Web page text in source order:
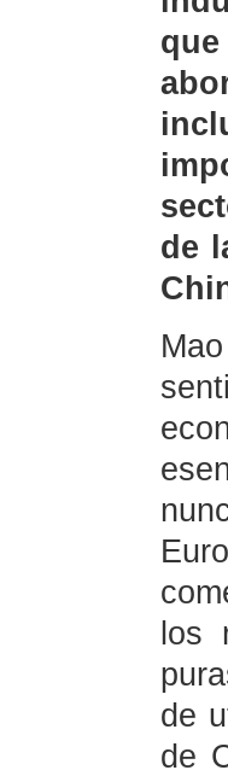
de
los
de
de